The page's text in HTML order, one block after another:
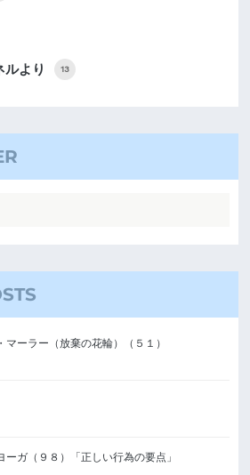
ルより 13
マーラー（放棄の花輪）（５１）
ーガ（９８）「正しい行為の要点」